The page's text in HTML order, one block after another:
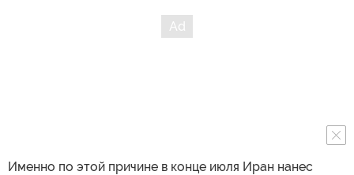
Именно по этой причине в конце июля Иран нанес